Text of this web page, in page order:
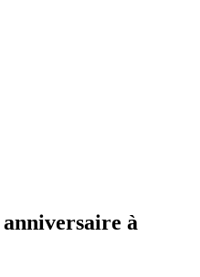
anniversaire à